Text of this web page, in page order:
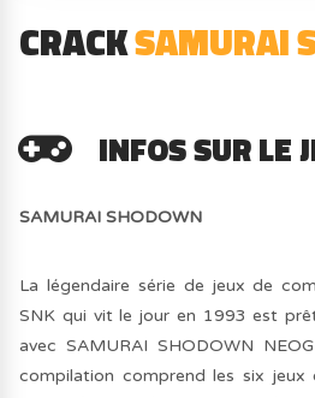
CRACKSAMURAI
INFOS SUR LE
SAMURAI SHODOWN
La légendaire série de jeux de
SNK qui vit le jour en 1993 est
avec SAMURAI SHODOWN
compilation comprend les six jeux